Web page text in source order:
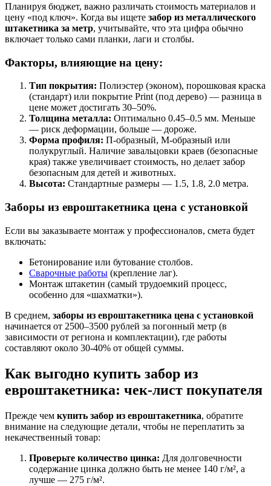
Планируя бюджет, важно различать стоимость материалов и
цену «под ключ». Когда вы ищете забор из металлического
штакетника за метр, учитывайте, что эта цифра обычно
включает только сами планки, лаги и столбы.
Факторы, влияющие на цену:
Тип покрытия: Полиэстер (эконом), порошковая краска
(стандарт) или покрытие Print (под дерево) — разница в
цене может достигать 30–50%.
Толщина металла: Оптимально 0.45–0.5 мм. Меньше
— риск деформации, больше — дороже.
Форма профиля: П-образный, М-образный или
полукруглый. Наличие завальцовки краев (безопасные
края) также увеличивает стоимость, но делает забор
безопасным для детей и животных.
Высота: Стандартные размеры — 1.5, 1.8, 2.0 метра.
Заборы из евроштакетника цена с установкой
Если вы заказываете монтаж у профессионалов, смета будет
включать:
Бетонирование или бутование столбов.
Сварочные работы (крепление лаг).
Монтаж штакетин (самый трудоемкий процесс,
особенно для «шахматки»).
В среднем, заборы из евроштакетника цена с установкой
начинается от 2500–3500 рублей за погонный метр (в
зависимости от региона и комплектации), где работы
составляют около 30-40% от общей суммы.
Как выгодно купить забор из
евроштакетника: чек-лист покупателя
Прежде чем купить забор из евроштакетника, обратите
внимание на следующие детали, чтобы не переплатить за
некачественный товар:
Проверьте количество цинка: Для долговечности
содержание цинка должно быть не менее 140 г/м², а
лучше — 275 г/м².